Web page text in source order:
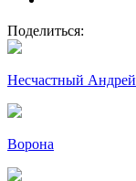
Поделиться:
Несчастный Андрей
Ворона